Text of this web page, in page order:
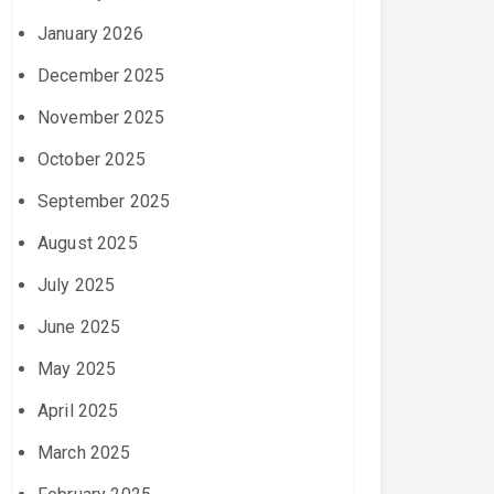
January 2026
December 2025
November 2025
October 2025
September 2025
August 2025
July 2025
June 2025
May 2025
April 2025
March 2025